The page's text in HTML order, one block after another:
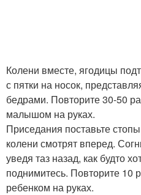
Колени вместе, ягодицы
с пятки на носок,
бедрами. Повторите 30-50
малышом на руках.
Приседания поставьте
колени смотрят вперед.
уведя таз назад, как будто
поднимитесь. Повторите 10
ребенком на руках.